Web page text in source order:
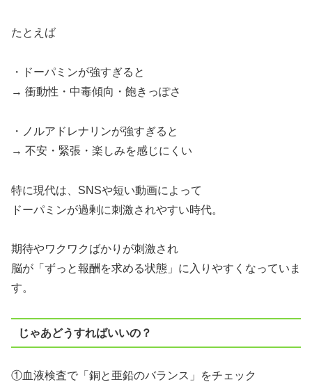
たとえば
・ドーパミンが強すぎると
→ 衝動性・中毒傾向・飽きっぽさ
・ノルアドレナリンが強すぎると
→ 不安・緊張・楽しみを感じにくい
特に現代は、SNSや短い動画によって
ドーパミンが過剰に刺激されやすい時代。
期待やワクワクばかりが刺激され
脳が「ずっと報酬を求める状態」に入りやすくなっていま
す。
じゃあどうすればいいの？
①血液検査で「銅と亜鉛のバランス」をチェック